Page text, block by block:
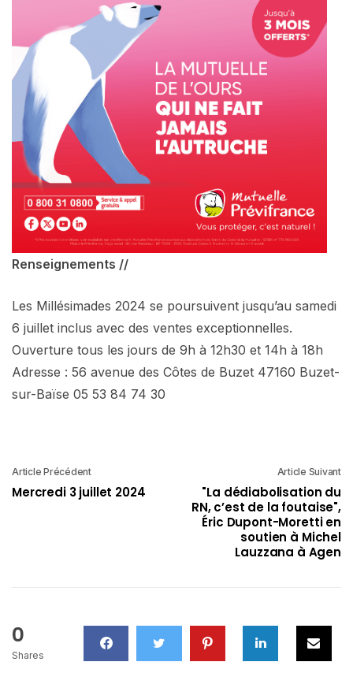
Renseignements //
Les Millésimades 2024 se poursuivent jusqu’au samedi
6 juillet inclus avec des ventes exceptionnelles.
Ouverture tous les jours de 9h à 12h30 et 14h à 18h
Adresse : 56 avenue des Côtes de Buzet 47160 Buzet-
sur-Baïse 05 53 84 74 30
Article Précédent
Mercredi 3 juillet 2024
Article Suivant
"La dédiabolisation du
RN, c’est de la foutaise",
Éric Dupont-Moretti en
soutien à Michel
Lauzzana à Agen
0
Shares